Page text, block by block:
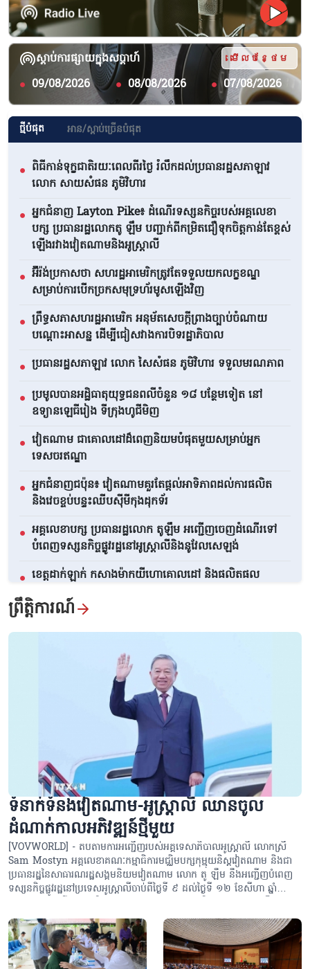
ស្ដាប់ការផ្សាយក្នុងសប្ដាហ៍ មើលបន្ថែម
● 09/08/2026 ● 08/08/2026 ● 07/08/2026
ថ្មីបំផុត អាន/ស្តាប់ច្រើនបំផុត
● ពិធីកាន់ទុក្ខជាតិរយៈពេលពីរថ្ងៃ រំលឹកដល់ប្រធានរដ្ឋសភាឡាវ
លោក សាយសំផន ភូមិវិហារ
● អ្នកជំនាញ Layton Pike៖ ដំណើរទស្សនកិច្ចរបស់អគ្គលេខា
បក្ស ប្រធានរដ្ឋលោកតូ ឡឹម បញ្ជាក់ពីកម្រិតជឿទុកចិត្តកាន់តែខ្ពស់
ឡើងរវាងវៀតណាមនិងអូស្ត្រាលី
● អ៊ីរ៉ង់ប្រកាសថា សហរដ្ឋអាមេរិកត្រូវតែទទួលយកលក្ខខណ្ឌ
សម្រាប់ការបើកច្រកសមុទ្រហ័រមូសឡើងវិញ
● ព្រឹទ្ធសភាសហរដ្ឋអាមេរិក អនុម័តសេចក្តីព្រាងច្បាប់ចំណាយ
បណ្តោះអាសន្ន ដើម្បីជៀសវាងការបិទរដ្ឋាភិបាល
● ប្រធានរដ្ឋសភាឡាវ លោក សៃសំផន ភូមិវិហារ ទទួលមរណភាព
● ប្រមូលបានអដ្ឋិធាតុយុទ្ធជនពលីចំនួន ១៨ បន្ថែមទៀត នៅ
ឧទ្យានឡេធីរៀង ទីក្រុងហូជីមិញ
● វៀតណាម ជាគោលដៅដ៏ពេញនិយមបំផុតមួយសម្រាប់អ្នក
ទេសចរឥណ្ឌា
● អ្នកជំនាញជប៉ុន៖ វៀតណាមគួរតែផ្តល់អាទិភាពដល់ការផលិត
និងវេចខ្ចប់បន្ទះឈីបស៊ីមីកុងដុកទ័រ
● អគ្គលេខាបក្ស ប្រធានរដ្ឋលោក តូឡឹម អញ្ជើញចេញដំណើរទៅ
បំពេញទស្សនកិច្ចផ្លូវរដ្ឋនៅអូស្ត្រាលីនិងនូវែលសេឡង់
● ខេត្តដាក់ឡាក់ កសាងម៉ាកយីហោគោលដៅ និងផលិតផល
ព្រឹត្តិការណ៍
ទំនាក់ទំនងវៀតណាម-អូស្ត្រាលី ឈាន​ចូល
ដំណាក់កាលអភិវឌ្ឍន៍ថ្មីមួយ
[VOVWORLD] - តប​តាមការអញ្ជើញរបស់អគ្គទេសាភិបាលអូស្ត្រាលី លោកស្រី
Sam Mostyn អគ្គលេខាគណៈកម្មាធិការ​មជ្ឈិមបក្សកុម្មុយនិស្តវៀតណាម និងជា
ប្រធានរដ្ឋនៃសាធារណរដ្ឋសង្គមនិយមវៀតណាម លោក តូ ឡឹម នឹងអញ្ជើញ​បំពេញ
ទស្សនកិច្ចផ្លូវរដ្ឋនៅប្រទេសអូស្ត្រាលីចាប់ពីថ្ងៃទី ៩ ដល់ថ្ងៃទី ១២ ខែសីហា ឆ្នាំ
បរិបទនៃភាពជាដៃគូយុទ្ធសាស្ត្រគ្រប់ជ្រុងជ្រោយវៀតណាម-អូស្ត្រាលី កំពុង​ចូលដល់​
ដំណាក់កាលអភិវឌ្ឍន៍ថ្មីមួយ ជាមួយនឹងឱកាស និងសក្តានុពលដ៏ជំធេង។